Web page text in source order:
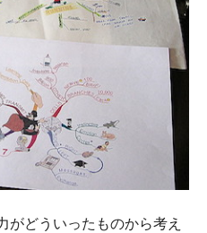
がどういったものから考え